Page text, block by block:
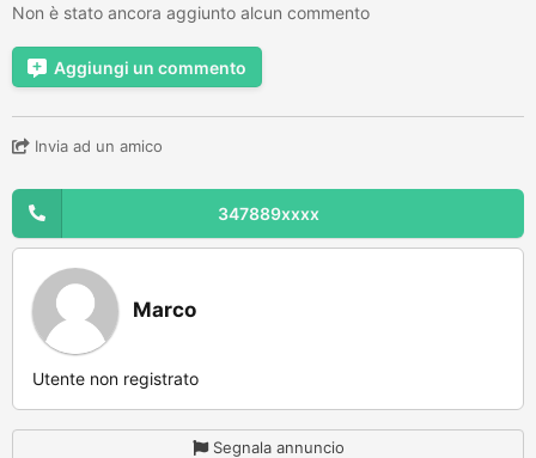
Non è stato ancora aggiunto alcun commento
Aggiungi un commento
Invia ad un amico
347889xxxx
Marco
Utente non registrato
Segnala annuncio